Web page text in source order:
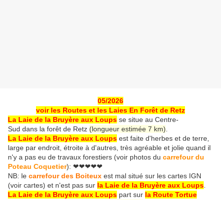
05/2026
voir les Routes et les Laies En Forêt de Retz
La Laie de la Bruyère aux Loups se situe au Centre-
Sud dans la forêt de Retz (longueur estimée 7 km)
La Laie de la Bruyère aux Loups est faite d'herbes et de terre,
large par endroit, étroite à d'autres, très agréable et jolie quand il
n'y a pas eu de travaux forestiers (voir photos du carrefour du
Poteau Coquetier): ❤❤❤❤❤
NB: le carrefour des Boiteux est mal situé sur les cartes IGN
(voir cartes) et n'est pas sur la Laie de la Bruyère aux Loups
La Laie de la Bruyère aux Loups part sur la Route Tortue